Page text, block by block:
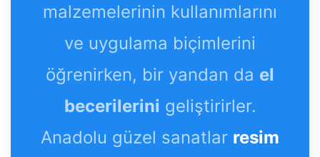
malzemelerinin kullanımlarını
ve uygulama biçimlerini
öğrenirken, bir yandan da el
becerilerini geliştirirler.
Anadolu güzel sanatlar resim